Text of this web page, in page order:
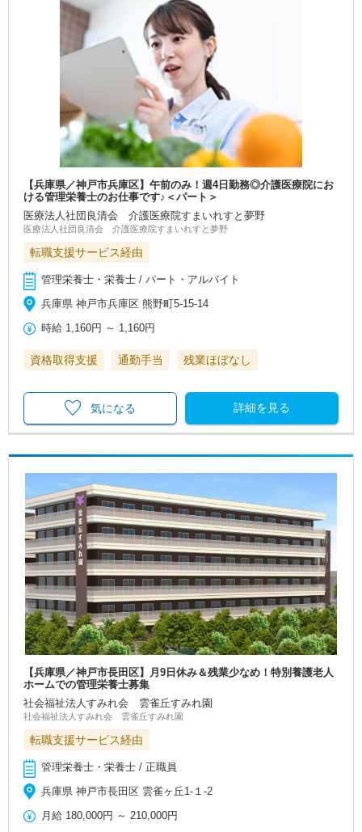
【兵庫県／神戸市兵庫区】午前のみ！週4日勤務◎介護医療院にお
ける管理栄養士のお仕事です♪＜パート＞
医療法人社団良清会 介護医療院すまいれすと夢野
医療法人社団良清会 介護医療院すまいれすと夢野
転職支援サービス経由
管理栄養士・栄養士 / パート・アルバイト
兵庫県 神戸市兵庫区 熊野町5-15-14
時給 1,160円 ～ 1,160円
資格取得支援 通勤手当 残業ほぼなし
詳細を見る
気になる
【兵庫県／神戸市長田区】月9日休み＆残業少なめ！特別養護老人
ホームでの管理栄養士募集
社会福祉法人すみれ会 雲雀丘すみれ園
社会福祉法人すみれ会 雲雀丘すみれ園
転職支援サービス経由
管理栄養士・栄養士 / 正職員
兵庫県 神戸市長田区 雲雀ヶ丘1-１-2
月給 180,000円 ～210,000円